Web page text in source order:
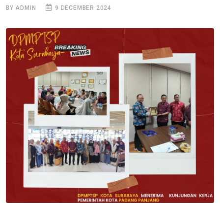
BY ADMIN 9 DECEMBER 2024